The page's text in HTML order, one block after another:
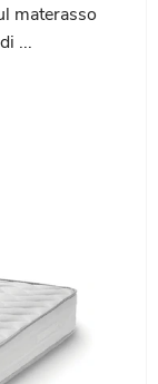
materasso
...